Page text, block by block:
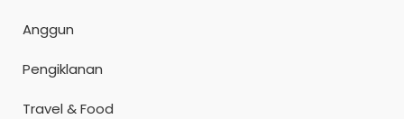
Anggun
Pengiklanan
Travel & Food